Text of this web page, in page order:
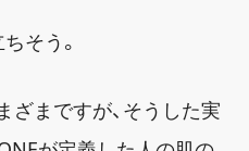
そう。
ざまですが、そうした実